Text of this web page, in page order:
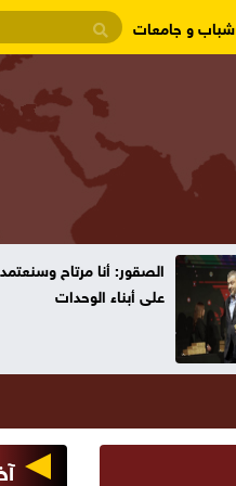
شباب و جامعات
الصقور: أنا مرتاح وسنعتمد
على أبناء الوحدات